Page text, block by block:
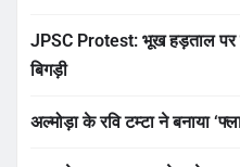
JPSC Protest: भूख हड़ताल पर
बिगड़ी
अल्मोड़ा के रवि टम्टा ने बनाया